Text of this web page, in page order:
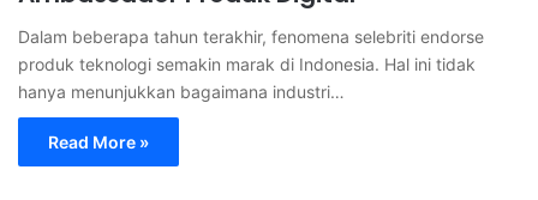
Dalam beberapa tahun terakhir, fenomena selebriti endorse
produk teknologi semakin marak di Indonesia. Hal ini tidak
hanya menunjukkan bagaimana industri…
Read More »